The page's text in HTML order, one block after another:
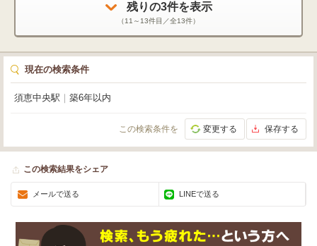
残りの3件を表示
（11～13件目／全13件）
現在の検索条件
須恵中央駅 築6年以内
この検索条件を 変更する 保存する
この検索結果をシェア
メールで送る LINEで送る